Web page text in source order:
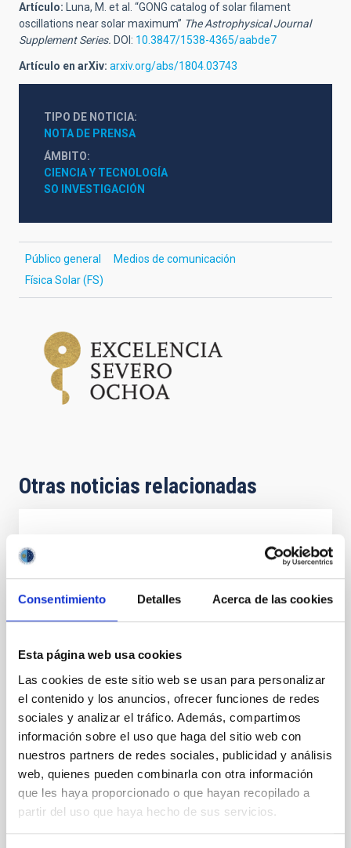
Consentimiento Detalles Acerca de las cookies
Esta página web usa cookies
Las cookies de este sitio web se usan para personalizar
el contenido y los anuncios, ofrecer funciones de redes
sociales y analizar el tráfico. Además, compartimos
información sobre el uso que haga del sitio web con
nuestros partners de redes sociales, publicidad y análisis
web, quienes pueden combinarla con otra información
que les haya proporcionado o que hayan recopilado a
partir del uso que haya hecho de sus servicios.
Artículo: Luna, M. et al. “GONG catalog of solar filament
oscillations near solar maximum” The Astrophysical Journal
Supplement Series. DOI: 10.3847/1538-4365/aabde7
Artículo en arXiv: arxiv.org/abs/1804.03743
TIPO DE NOTICIA
NOTA DE PRENSA
ÁMBITO
CIENCIA Y TECNOLOGÍA
SO INVESTIGACIÓN
Público general
Medios de comunicación
Física Solar (FS)
Otras noticias relacionadas
Investigación de la Universidad de La
El catedrático de Astrofísica de la Universidad de La
Laguna (ULL) e investigador del Instituto de
Astrofísica de Canarias (IAC) Artemio Herrero Davó
ha sido distinguido con el XV Premio Institucional a la
Investigación en la categoría general, un
reconocimiento que destaca su dilatada trayectoria
científica y su contribución al avance de la astrofísica.
La entrega del galardón tuvo lugar durante el acto del
Día Institucional de la Universidad de La Laguna ,
celebrado en el Paraninfo con motivo del 234
aniversario de la fundación de la institución
académica. En la misma ceremonia también se